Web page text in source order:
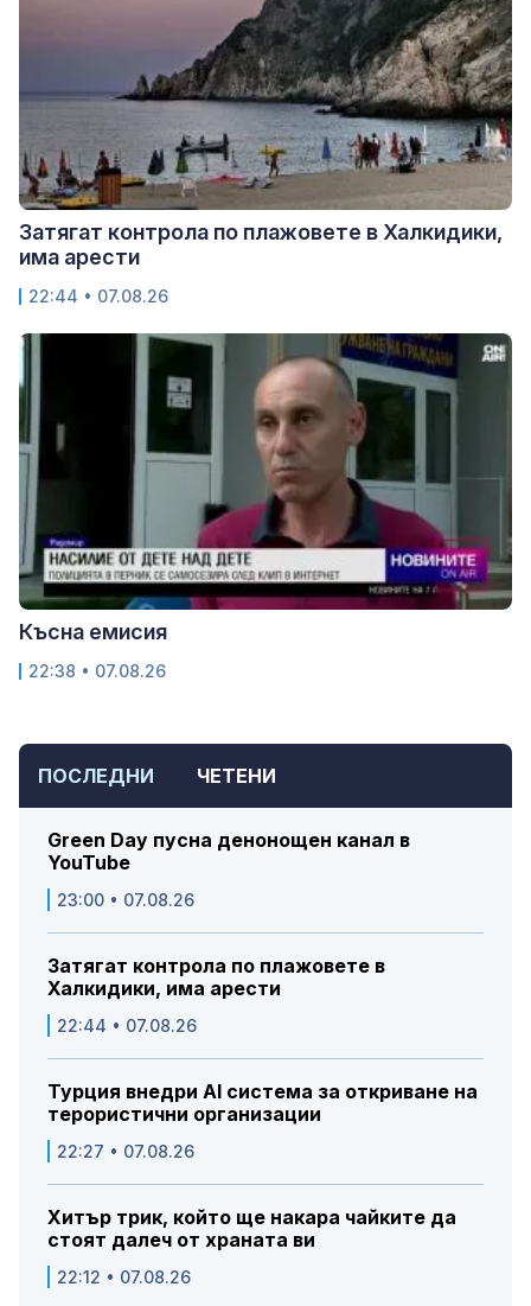
ПОСЛЕДНИ ЧЕТЕНИ
Green Day пусна денонощен канал в
YouTube
23:00 • 07.08.26
Затягат контрола по плажовете в
Халкидики, има арести
22:44 • 07.08.26
Турция внедри AI система за откриване на
терористични организации
22:27 • 07.08.26
Хитър трик, който ще накара чайките да
стоят далеч от храната ви
22:12 • 07.08.26
Затягат контрола по плажовете в Халкидики,
има арести
22:44 • 07.08.26
Късна емисия
22:38 • 07.08.26